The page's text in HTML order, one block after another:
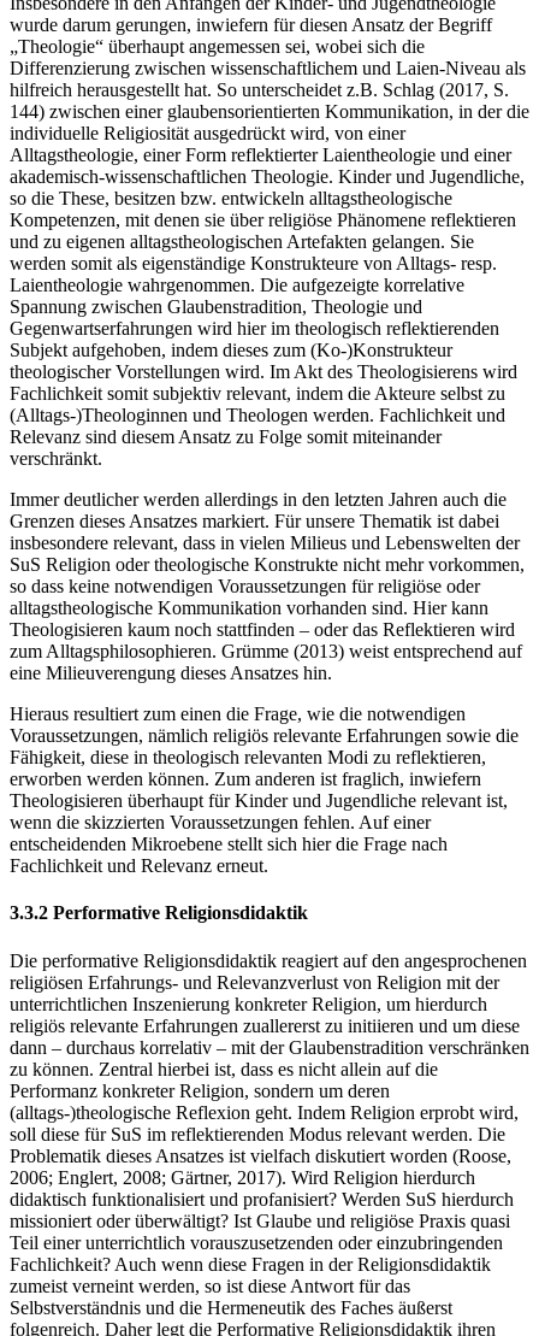
wurde darum gerungen, inwiefern für diesen Ansatz der Begriff
„Theologie“ überhaupt angemessen sei, wobei sich die
Differenzierung zwischen wissenschaftlichem und Laien-Niveau als
hilfreich herausgestellt hat. So unterscheidet z.B. Schlag (2017, S.
144) zwischen einer glaubensorientierten Kommunikation, in der die
individuelle Religiosität ausgedrückt wird, von einer
Alltagstheologie, einer Form reflektierter Laientheologie und einer
akademisch-wissenschaftlichen Theologie. Kinder und Jugendliche,
so die These, besitzen bzw. entwickeln alltagstheologische
Kompetenzen, mit denen sie über religiöse Phänomene reflektieren
und zu eigenen alltagstheologischen Artefakten gelangen. Sie
werden somit als eigenständige Konstrukteure von Alltags- resp.
Laientheologie wahrgenommen. Die aufgezeigte korrelative
Spannung zwischen Glaubenstradition, Theologie und
Gegenwartserfahrungen wird hier im theologisch reflektierenden
Subjekt aufgehoben, indem dieses zum (Ko-)Konstrukteur
theologischer Vorstellungen wird. Im Akt des Theologisierens wird
Fachlichkeit somit subjektiv relevant, indem die Akteure selbst zu
(Alltags-)Theologinnen und Theologen werden. Fachlichkeit und
Relevanz sind diesem Ansatz zu Folge somit miteinander
verschränkt.
Immer deutlicher werden allerdings in den letzten Jahren auch die
Grenzen dieses Ansatzes markiert. Für unsere Thematik ist dabei
insbesondere relevant, dass in vielen Milieus und Lebenswelten der
SuS Religion oder theologische Konstrukte nicht mehr vorkommen,
so dass keine notwendigen Voraussetzungen für religiöse oder
alltagstheologische Kommunikation vorhanden sind. Hier kann
Theologisieren kaum noch stattfinden – oder das Reflektieren wird
zum Alltagsphilosophieren. Grümme (2013) weist entsprechend auf
eine Milieuverengung dieses Ansatzes hin.
Hieraus resultiert zum einen die Frage, wie die notwendigen
Voraussetzungen, nämlich religiös relevante Erfahrungen sowie die
Fähigkeit, diese in theologisch relevanten Modi zu reflektieren,
erworben werden können. Zum anderen ist fraglich, inwiefern
Theologisieren überhaupt für Kinder und Jugendliche relevant ist,
wenn die skizzierten Voraussetzungen fehlen. Auf einer
entscheidenden Mikroebene stellt sich hier die Frage nach
Fachlichkeit und Relevanz erneut.
3.3.2 Performative Religionsdidaktik
Die performative Religionsdidaktik reagiert auf den angesprochenen
religiösen Erfahrungs- und Relevanzverlust von Religion mit der
unterrichtlichen Inszenierung konkreter Religion, um hierdurch
religiös relevante Erfahrungen zuallererst zu initiieren und um diese
dann – durchaus korrelativ – mit der Glaubenstradition verschränken
zu können. Zentral hierbei ist, dass es nicht allein auf die
Performanz konkreter Religion, sondern um deren
(alltags-)theologische Reflexion geht. Indem Religion erprobt wird,
soll diese für SuS im reflektierenden Modus relevant werden. Die
Problematik dieses Ansatzes ist vielfach diskutiert worden (Roose,
2006; Englert, 2008; Gärtner, 2017). Wird Religion hierdurch
didaktisch funktionalisiert und profanisiert? Werden SuS hierdurch
missioniert oder überwältigt? Ist Glaube und religiöse Praxis quasi
Teil einer unterrichtlich vorauszusetzenden oder einzubringenden
Fachlichkeit? Auch wenn diese Fragen in der Religionsdidaktik
zumeist verneint werden, so ist diese Antwort für das
Selbstverständnis und die Hermeneutik des Faches äußerst
folgenreich. Daher legt die Performative Religionsdidaktik ihren